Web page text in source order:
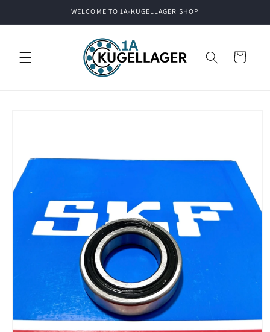
WELCOME TO 1A-KUGELLAGER SHOP
Cart